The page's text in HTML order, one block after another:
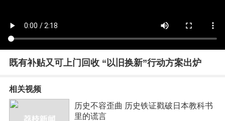
既有补贴又可上门回收 “以旧换新”行动方案出炉
相关视频
历史不容歪曲 历史铁证戳破日本教科书
里的谎言